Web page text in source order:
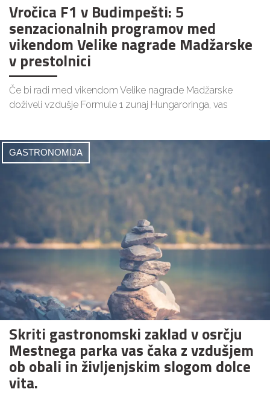
Vročica F1 v Budimpešti: 5
senzacionalnih programov med
vikendom Velike nagrade Madžarske
v prestolnici
Če bi radi med vikendom Velike nagrade Madžarske
doživeli vzdušje Formule 1 zunaj Hungaroringa, vas
GASTRONOMIJA
Skriti gastronomski zaklad v osrčju
Mestnega parka vas čaka z vzdušjem
ob obali in življenjskim slogom dolce
vita.